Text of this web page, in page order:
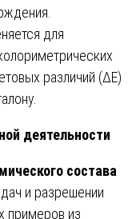
для
различий (ΔЕ)
деятельности
состава
и разрешении
примеров из